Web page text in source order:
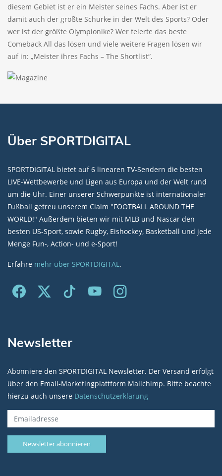
diesem Gebiet ist er ein Meister seines Fachs. Aber ist er
damit auch der größte Schurke in der Welt des Sports? Oder
wer ist der größte Olympionike? Wer feierte das beste
Comeback All das lösen und viele weitere Fragen lösen wir
auf in: „Meister ihres Fachs – The Shortlist“.
Über SPORTDIGITAL
SPORTDIGITAL bietet auf 6 linearen TV-Sendern die besten
LIVE-Wettbewerbe und Ligen aus Europa und der Welt rund
um die Uhr. Einer unserer Schwerpunkte ist internationaler
Fußball getreu unserem Claim "FOOTBALL AROUND THE
WORLD!" Außerdem bieten wir mit MLB und Nascar den
besten US-Sport, sowie Rugby, Eishockey, Basketball und jede
Menge Fun-, Action- und e-Sport!
Erfahre mehr über SPORTDIGITAL.
Newsletter
Abonniere den SPORTDIGITAL Newsletter. Der Versand erfolgt
über den Email-Marketingplattform Mailchimp. Bitte beachte
hierzu auch unsere Datenschutzerklärung